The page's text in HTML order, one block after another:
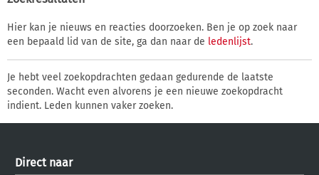
Hier kan je nieuws en reacties doorzoeken. Ben je op zoek naar
een bepaald lid van de site, ga dan naar de ledenlijst.
Je hebt veel zoekopdrachten gedaan gedurende de laatste
seconden. Wacht even alvorens je een nieuwe zoekopdracht
indient. Leden kunnen vaker zoeken.
Direct naar